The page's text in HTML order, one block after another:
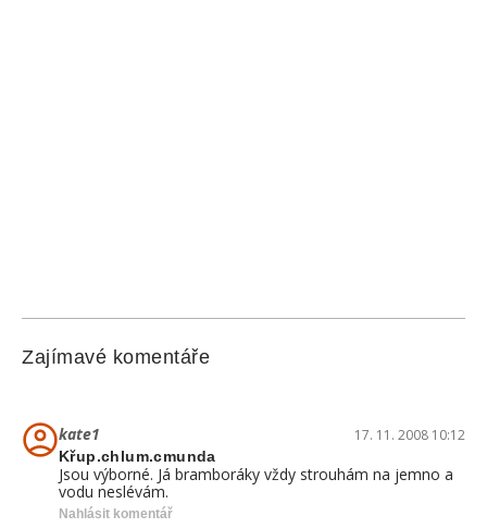
Zajímavé komentáře
kate1 17. 11. 2008 10:12
Křup.chlum.cmunda
Jsou výborné. Já bramboráky vždy strouhám na jemno a
vodu neslévám.
Nahlásit komentář